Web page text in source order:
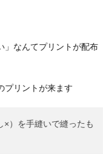
」なんてプリントが配布
プリントが来ます
×）を手縫いで縫ったも